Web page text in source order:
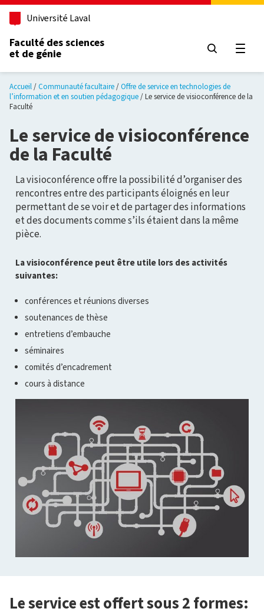
Aller au contenu principal
Université Laval
Faculté des sciences
et de génie
Accueil Communauté facultaire
Offre de service en technologies de
l’information et en soutien pédagogique
Le service de visioconférence de la
Faculté
Le service de visioconférence
de la Faculté
La visioconférence offre la possibilité d’organiser des
rencontres entre des participants éloignés en leur
permettant de se voir et de partager des informations
et des documents comme s’ils étaient dans la même
pièce.
La visioconférence peut être utile lors des activités
suivantes:
conférences et réunions diverses
soutenances de thèse
entretiens d’embauche
séminaires
comités d’encadrement
cours à distance
Le service est offert sous 2 formes: